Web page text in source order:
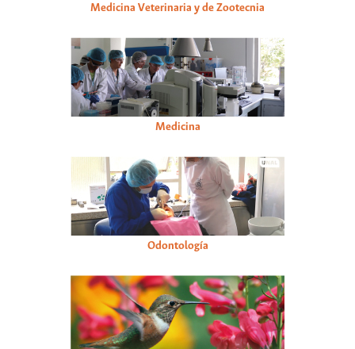
Medicina Veterinaria y de Zootecnia
Medicina
Odontología